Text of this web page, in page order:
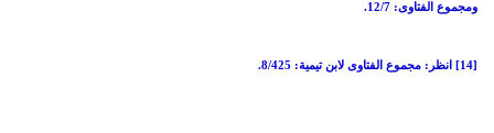
ومجموع الفتاوى: 12/7.
[14] انظر: مجموع الفتاوى لابن تيمية: 8/425.